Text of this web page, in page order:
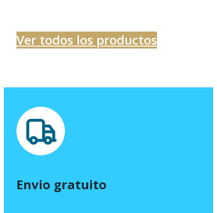
Ver todos los productos
Envio gratuito